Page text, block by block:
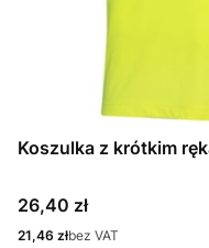
Koszulka z krótkim
Cena
26,40 zł
Cena
21,46 złbez VAT